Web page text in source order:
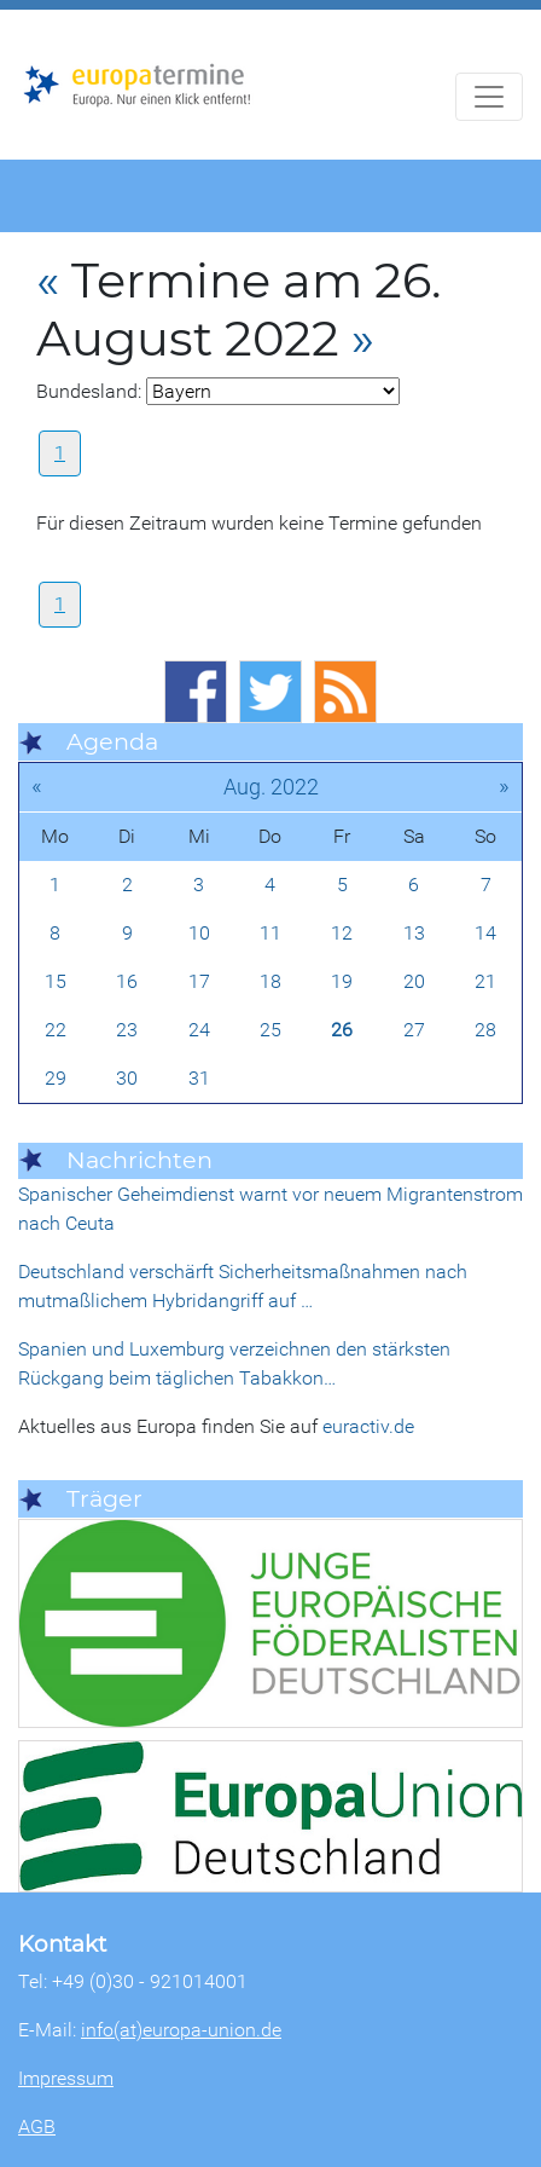
« Termine am 26.
August 2022 »
Bundesland:
1
Für diesen Zeitraum wurden keine Termine gefunden
1
Agenda
« Aug. 2022 »
Mo Di Mi Do Fr Sa So
1 2 3 4 5 6 7
8 9 10 11 12 13 14
15 16 17 18 19 20 21
22 23 24 25 26 27 28
29 30 31
Nachrichten
Spanischer Geheimdienst warnt vor neuem Migrantenstrom
nach Ceuta
Deutschland verschärft Sicherheitsmaßnahmen nach
mutmaßlichem Hybridangriff auf …
Spanien und Luxemburg verzeichnen den stärksten
Rückgang beim täglichen Tabakkon…
Aktuelles aus Europa finden Sie aufeuractiv.de
Träger
Kontakt
Tel: +49 (0)30 - 921014001
E-Mail: info(at)europa-union.de
Impressum
AGB